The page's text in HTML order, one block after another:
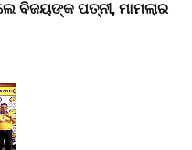
ବିଜୟଙ୍କ ପତ୍ନୀ, ମାମଲାର